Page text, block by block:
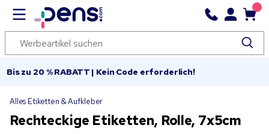
Bis zu 20 % RABATT | Kein Code erforderlich!
Alles Etiketten & Aufkleber
Rechteckige Etiketten, Rolle, 7x5cm